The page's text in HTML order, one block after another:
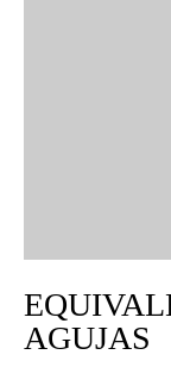
AGUJAS